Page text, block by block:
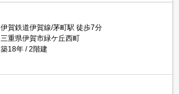
伊賀鉄道伊賀線/茅町駅 徒歩7分
三重県伊賀市緑ケ丘西町
築18年
2階建